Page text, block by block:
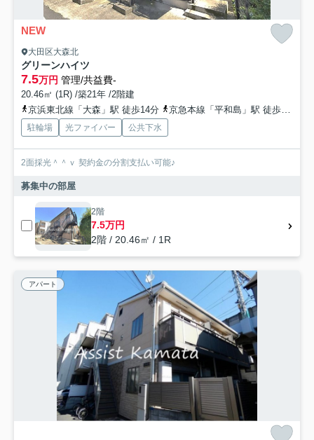
NEW
大田区大森北
グリーンハイツ
7.5万円 管理/共益費-
20.46㎡ (1R) /築21年 /2階建
京浜東北線「大森」駅 徒歩14分
京急本線「平和島」駅 徒歩10分
駐輪場 光ファイバー 公共下水
2面採光＾＾ｖ 契約金の分割支払い可能♪
募集中の部屋
2階
7.5万円
2階 / 20.46㎡ / 1R
アパート